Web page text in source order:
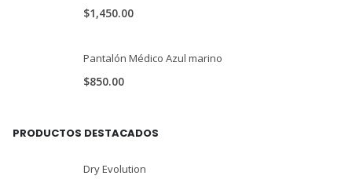
$1,450.00
Pantalón Médico Azul marino
$850.00
PRODUCTOS DESTACADOS
Dry Evolution